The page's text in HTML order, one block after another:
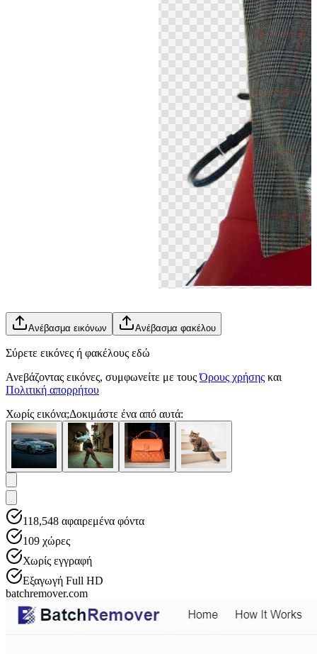
Ανέβασμα εικόνων Ανέβασμα φακέλου
Σύρετε εικόνες ή φακέλους εδώ
Ανεβάζοντας εικόνες, συμφωνείτε με τους Όρους χρήσης και
Πολιτική απορρήτου
Χωρίς εικόνα;Δοκιμάστε ένα από αυτά:
118,548 αφαιρεμένα φόντα
109 χώρες
Χωρίς εγγραφή
Εξαγωγή Full HD
batchremover.com